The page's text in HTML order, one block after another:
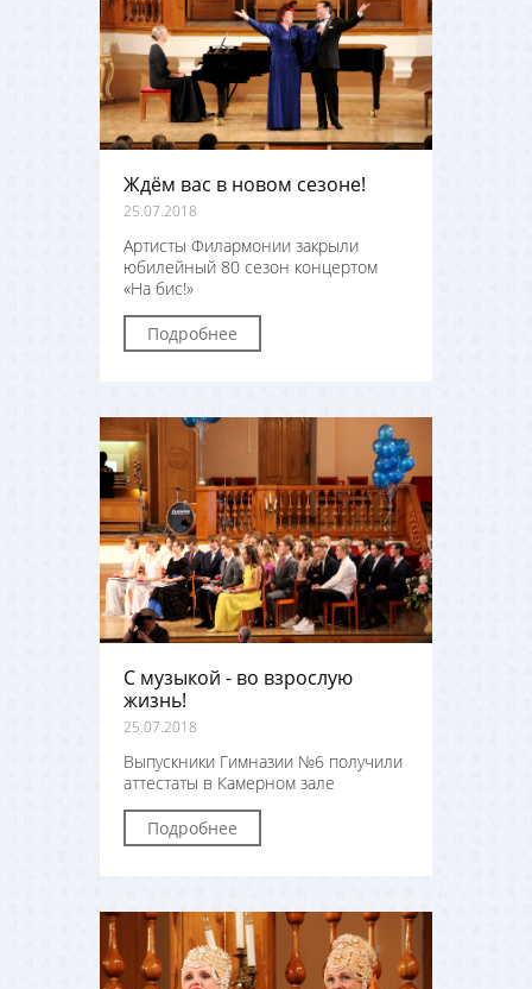
Ждём вас в новом сезоне!
25.07.2018
Артисты Филармонии закрыли
юбилейный 80 сезон концертом
«На бис!»
Подробнее
С музыкой - во взрослую
жизнь!
25.07.2018
Выпускники Гимназии №6 получили
аттестаты в Камерном зале
Подробнее